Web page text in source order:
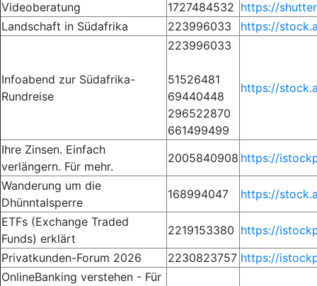
Videoberatung
1727484532 https://
Landschaft in Südafrika
223996033 https://
Infoabend zur Südafrika-
Rundreise
223996033
51526481
69440448
296522870
661499499
https://
Ihre Zinsen. Einfach
verlängern. Für mehr.
2005840908 https://
Wanderung um die
Dhünntalsperre
168994047
https://
ETFs (Exchange Traded
Funds) erklärt
2219153380 https://
Privatkunden-Forum 2026
2230823757 https://
OnlineBanking verstehen - Für